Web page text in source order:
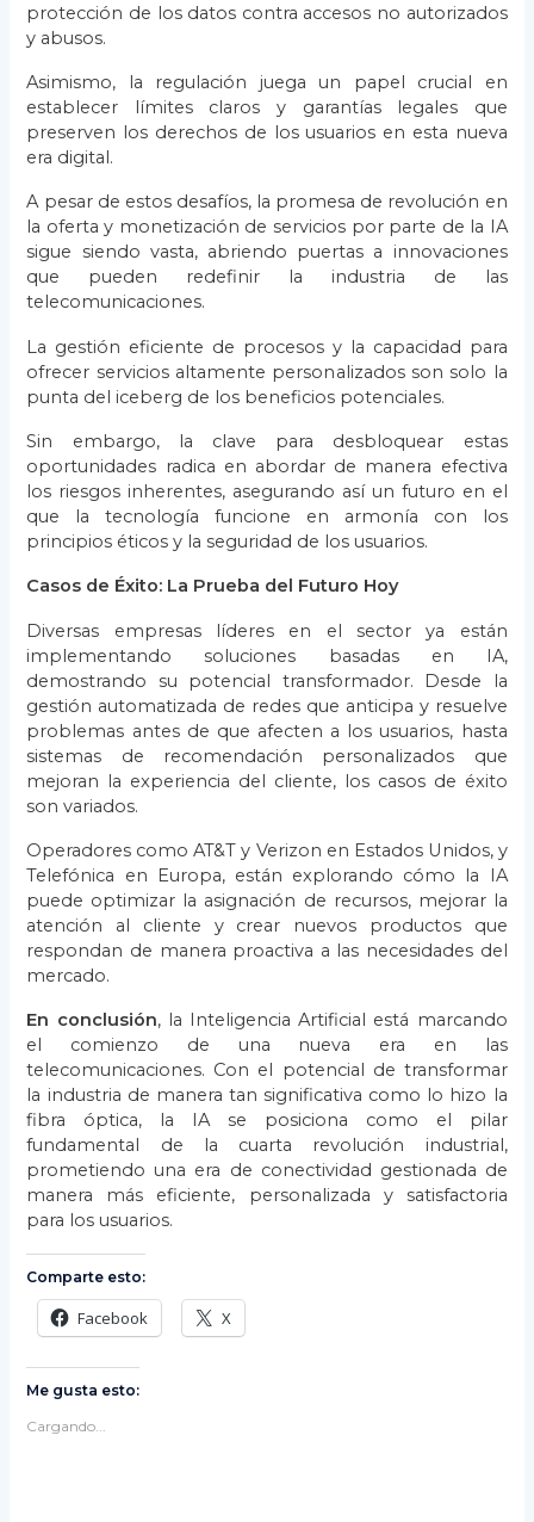
protección de los datos contra accesos no autorizados
y abusos.
Asimismo, la regulación juega un papel crucial en
establecer límites claros y garantías legales que
preserven los derechos de los usuarios en esta nueva
era digital.
A pesar de estos desafíos, la promesa de revolución en
la oferta y monetización de servicios por parte de la IA
sigue siendo vasta, abriendo puertas a innovaciones
que pueden redefinir la industria de las
telecomunicaciones.
La gestión eficiente de procesos y la capacidad para
ofrecer servicios altamente personalizados son solo la
punta del iceberg de los beneficios potenciales.
Sin embargo, la clave para desbloquear estas
oportunidades radica en abordar de manera efectiva
los riesgos inherentes, asegurando así un futuro en el
que la tecnología funcione en armonía con los
principios éticos y la seguridad de los usuarios.
Casos de Éxito: La Prueba del Futuro Hoy
Diversas empresas líderes en el sector ya están
implementando soluciones basadas en IA,
demostrando su potencial transformador. Desde la
gestión automatizada de redes que anticipa y resuelve
problemas antes de que afecten a los usuarios, hasta
sistemas de recomendación personalizados que
mejoran la experiencia del cliente, los casos de éxito
son variados.
Operadores como AT&T y Verizon en Estados Unidos, y
Telefónica en Europa, están explorando cómo la IA
puede optimizar la asignación de recursos, mejorar la
atención al cliente y crear nuevos productos que
respondan de manera proactiva a las necesidades del
mercado.
En conclusión, la Inteligencia Artificial está marcando
el comienzo de una nueva era en las
telecomunicaciones. Con el potencial de transformar
la industria de manera tan significativa como lo hizo la
fibra óptica, la IA se posiciona como el pilar
fundamental de la cuarta revolución industrial,
prometiendo una era de conectividad gestionada de
manera más eficiente, personalizada y satisfactoria
para los usuarios.
Comparte esto:
Facebook X
Me gusta esto:
Cargando...